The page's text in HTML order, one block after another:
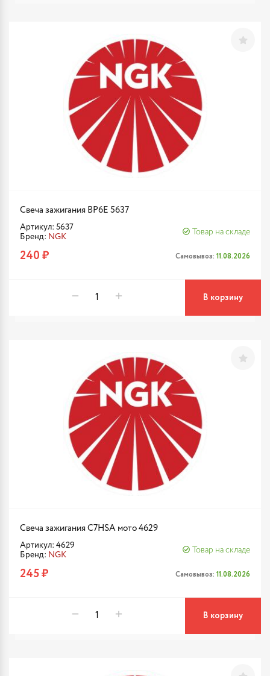
Свеча зажигания BP6E 5637
Артикул: 5637
Бренд: NGK
Товар на складе
240 ₽ Самовывоз: 11.08.2026
В корзину
Свеча зажигания C7HSA мото 4629
Артикул: 4629
Бренд: NGK
Товар на складе
245 ₽ Самовывоз: 11.08.2026
В корзину